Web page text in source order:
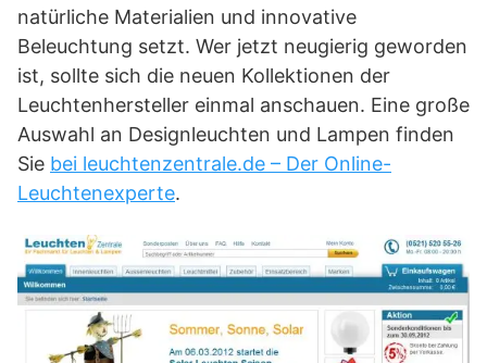
natürliche Materialien und innovative
Beleuchtung setzt. Wer jetzt neugierig geworden
ist, sollte sich die neuen Kollektionen der
Leuchtenhersteller einmal anschauen. Eine große
Auswahl an Designleuchten und Lampen finden
Sie bei leuchtenzentrale.de – Der Online-
Leuchtenexperte.